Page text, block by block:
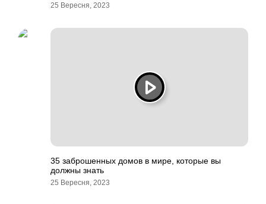
25 Вересня, 2023
35 заброшенных домов в мире, которые вы
должны знать
25 Вересня, 2023